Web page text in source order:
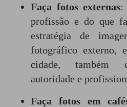
Faça fotos externas:
profissão e do que
estratégia de
fotográfico externo,
cidade, também
autoridade e
Faça fotos em